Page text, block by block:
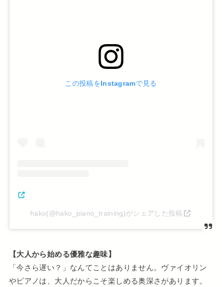
この投稿をInstagramで見る
hako(@hako_piano_training)がシェアした投稿
【大人から始める優雅な趣味】
「今さら遅い？」なんてことはありません。ヴァイオリン
やピアノは、大人だからこそ楽しめる奥深さがあります。